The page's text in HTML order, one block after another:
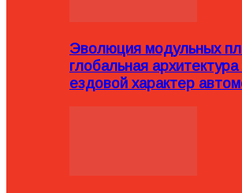
Эволюция модульных
глобальная
ездовой характер